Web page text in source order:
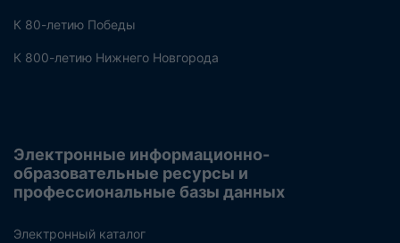
К 80-летию Победы
К 800-летию Нижнего Новгорода
Электронные информационно-
образовательные ресурсы и
профессиональные базы данных
Электронный каталог